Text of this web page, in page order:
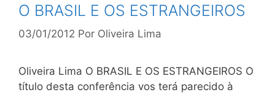
O BRASIL E OS ESTRANGEIROS
03/01/2012 Por Oliveira Lima
Oliveira Lima O BRASIL E OS ESTRANGEIROS O
título desta conferência vos terá parecido à